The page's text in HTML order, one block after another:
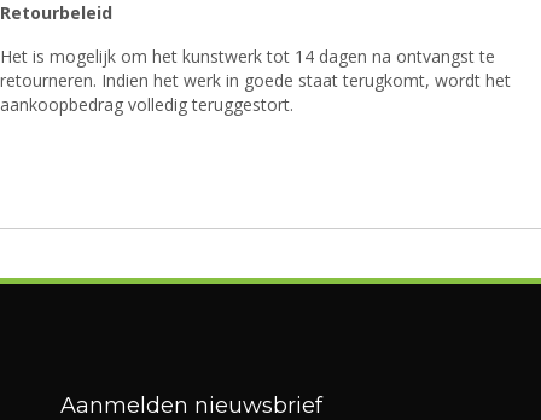
Retourbeleid
Het is mogelijk om het kunstwerk tot 14 dagen na ontvangst te
retourneren. Indien het werk in goede staat terugkomt, wordt het
aankoopbedrag volledig teruggestort.
Aanmelden nieuwsbrief